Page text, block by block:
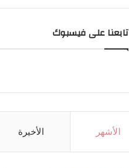
تابعنا على فيسبوك
الأشهر الأخيرة